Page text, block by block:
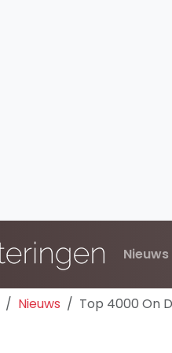
Nieuws
Nieuws Top 4000 On